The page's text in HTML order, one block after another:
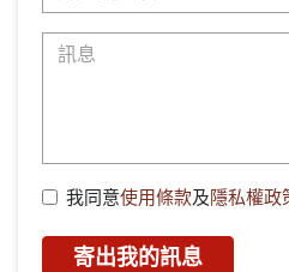
我同意使用條款及隱私權政
寄出我的訊息